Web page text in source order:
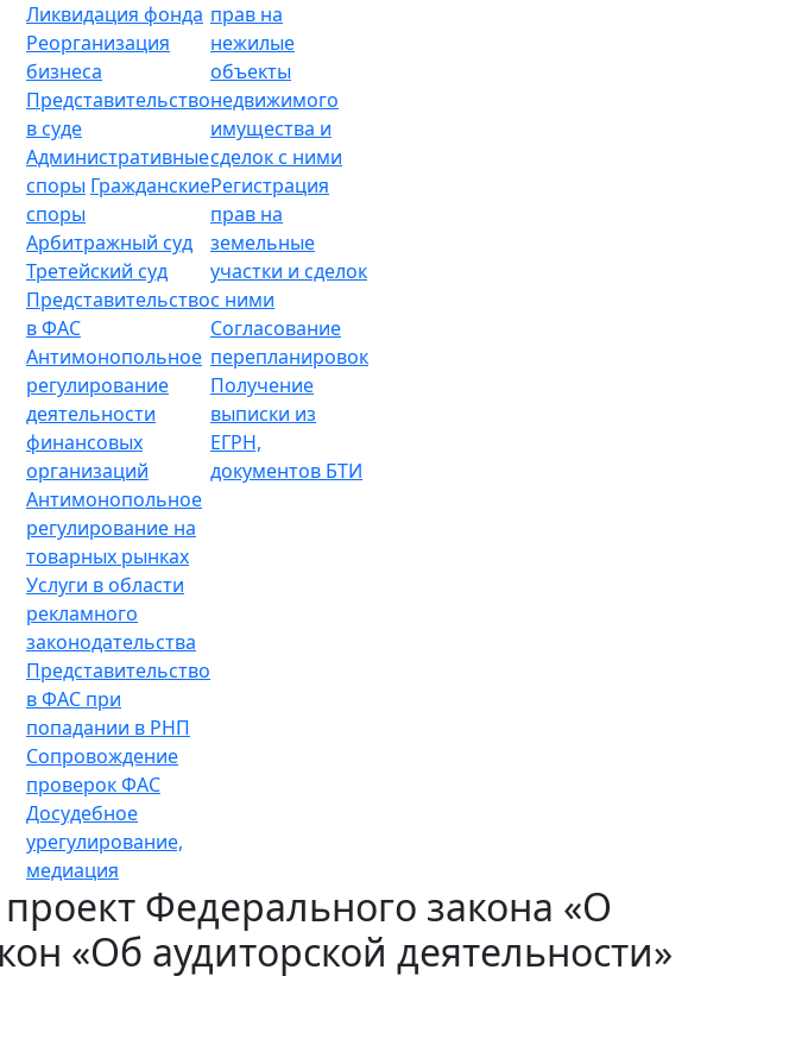
Ликвидация фонда
Реорганизация
бизнеса
Представительство
в суде
Административные
споры Гражданские
споры
Арбитражный суд
Третейский суд
Представительство
в ФАС
Антимонопольное
регулирование
деятельности
финансовых
организаций
Антимонопольное
регулирование на
товарных рынках
Услуги в области
рекламного
законодательства
Представительство
в ФАС при
попадании в РНП
Сопровождение
проверок ФАС
Досудебное
урегулирование,
медиация
прав на
нежилые
объекты
недвижимого
имущества и
сделок с ними
Регистрация
прав на
земельные
участки и сделок
с ними
Согласование
перепланировок
Получение
выписки из
ЕГРН,
документов БТИ
Федерального закона «О
«Об аудиторской деятельности»